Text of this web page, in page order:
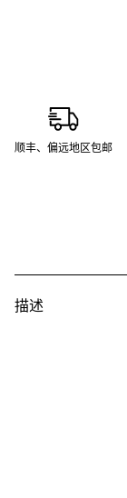
顺丰、偏远地区包邮
描述